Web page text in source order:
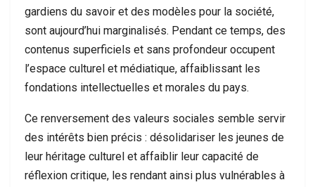
gardiens du savoir et des modèles pour la société,
sont aujourd’hui marginalisés. Pendant ce temps, des
contenus superficiels et sans profondeur occupent
l’espace culturel et médiatique, affaiblissant les
fondations intellectuelles et morales du pays.
Ce renversement des valeurs sociales semble servir
des intérêts bien précis : désolidariser les jeunes de
leur héritage culturel et affaiblir leur capacité de
réflexion critique, les rendant ainsi plus vulnérables à